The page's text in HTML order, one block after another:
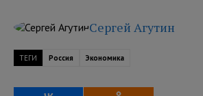
Сергей Агутин
ТЕГИ Россия Экономика